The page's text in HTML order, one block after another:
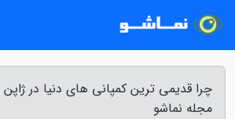
چرا قدیمی ترین کمپانی های دنیا در
مجله نماشو